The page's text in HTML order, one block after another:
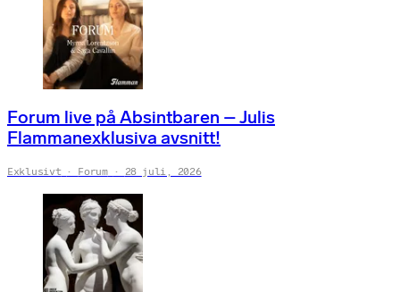
Forum live på Absintbaren – Julis
Flammanexklusiva avsnitt!
Exklusivt Forum 28 juli, 2026